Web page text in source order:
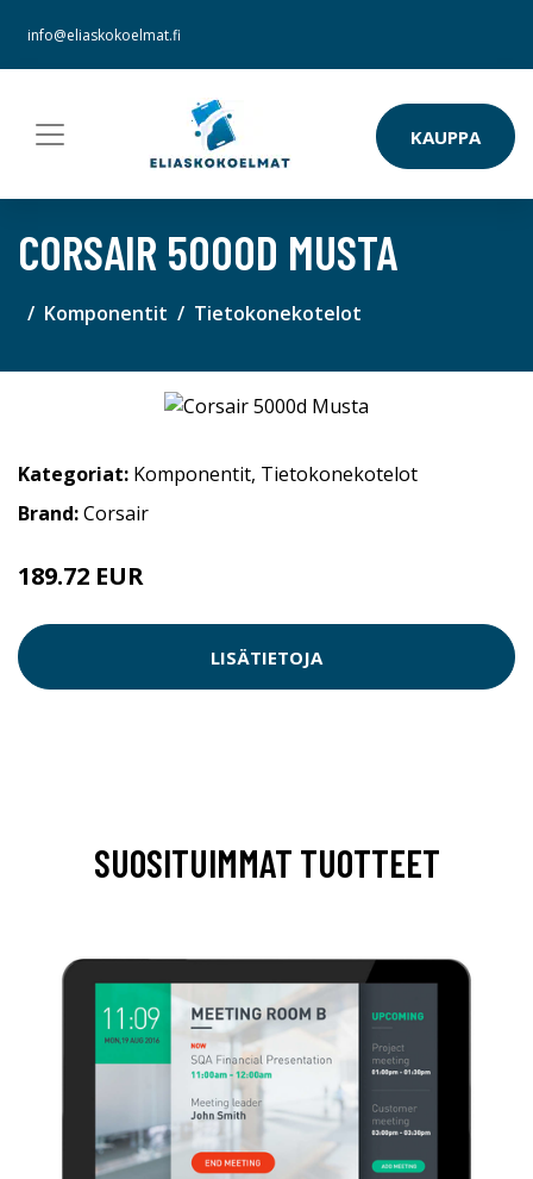
info@eliaskokoelmat.fi
KAUPPA
CORSAIR 5000D MUSTA
Komponentit Tietokonekotelot
Kategoriat: Komponentit, Tietokonekotelot
Brand:Corsair
189.72 EUR
LISÄTIETOJA
SUOSITUIMMAT TUOTTEET